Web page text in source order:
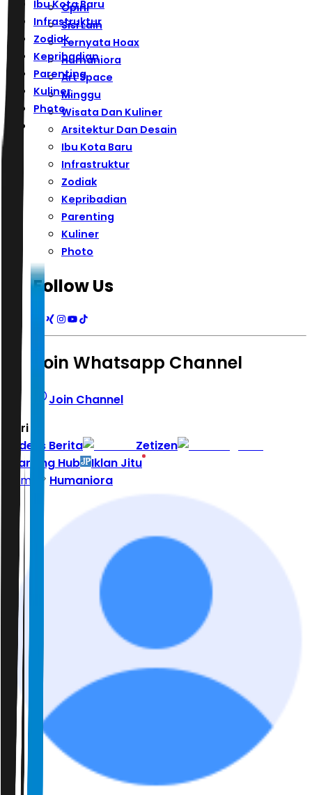
Ibu Kota Baru
Infrastruktur
Zodiak
Kepribadian
Parenting
Kuliner
Photo
Opini
Sisi Lain
Ternyata Hoax
Humaniora
Art Space
Minggu
Wisata Dan Kuliner
Arsitektur Dan Desain
Ibu Kota Baru
Infrastruktur
Zodiak
Kepribadian
Parenting
Kuliner
Photo
Follow Us
Join Whatsapp Channel
Join Channel
Hari ini
Indeks Berita
Zetizen
Learning Hub
Iklan Jitu
Home
Humaniora